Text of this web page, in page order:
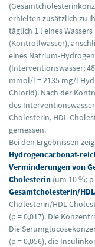
erhielten zusätzlich zu
täglich 1 l eines
(Kontrollwasser),
eines Natrium-
(Interventionswasser;
mmol/l = 2135 mg/l
Chlorid). Nach der
des
Cholesterin, HDL-
gemessen.
Bei den Ergebnissen
Hydrogencarbonat-
Verminderungen von
Cholesterin (um 10 %;
Gesamtcholesterin/
Cholesterin/HDL-
(p = 0,017). Die
Die
(p = 0,056), die